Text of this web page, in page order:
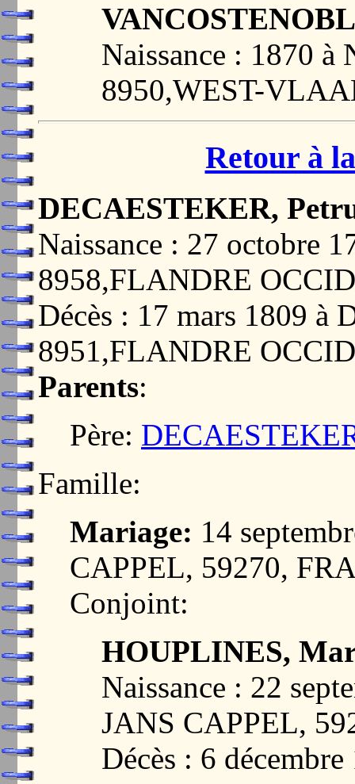
Naissance : 1870
8950,WEST-
Retour à
DECAESTEKER,
Naissance : 27 octobre
8958,FLANDRE
Décès : 17 mars 1809 à
8951,FLANDRE
Parents:
Père:
Famille:
Mariage: 14
CAPPEL, 59270,
Conjoint:
HOUPLINES,
Naissance : 22
JANS CAPPEL,
Décès : 6